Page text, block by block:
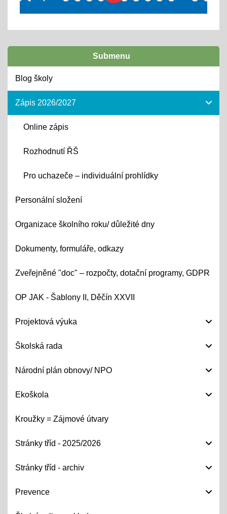
Submenu
Blog školy
Zápis 2026/2027
Online zápis
Rozhodnutí ŘŠ
Pro uchazeče – individuální prohlídky
Personální složení
Organizace školního roku/ důležité dny
Dokumenty, formuláře, odkazy
Zveřejněné "doc" – rozpočty, dotační programy, GDPR
OP JAK - Šablony II, Děčín XXVII
Projektová výuka
Školská rada
Národní plán obnovy/ NPO
Ekoškola
Kroužky = Zájmové útvary
Stránky tříd - 2025/2026
Stránky tříd - archiv
Prevence